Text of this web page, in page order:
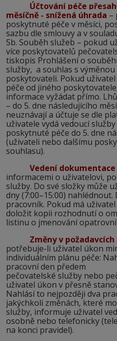
Účtování péče
měsíčně - snížená úhrada –
poskytnuté péče v měsíci,
sazbu dle smlouvy a v
Sb. Souběh služeb – pokud
více poskytovatelů
tiskopis Prohlášení o
služby, a souhlas s
poskytovateli. Pokud
péče od jiného
informace vyžádat přímo.
– do 5. dne následujícího
neuznávají a účtuje se dle
uživatele vydá vedoucí
poskytnuté péče do 5. dne
(uživateli nebo dalšímu
souhlasu).
Vedení dokumentace
informacemi o uživatelovi,
služby. Do své složky může
dny (7:00–15:00)
pracovník. Pokud má
doložit kopii rozhodnutí o
listinu o jmenování
Změny v
potřebuje-li uživatel úkon
individuálním plánu péče:
pracovní den předem
pečovatelské služby nebo
uživatel úkon v přesně
Nahlásí to nejpozději dva
jakýchkoli změnách, které
služby, informuje uživatel
osobně nebo telefonicky
na konci pravidel).